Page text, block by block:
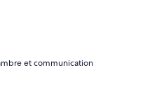
et communication